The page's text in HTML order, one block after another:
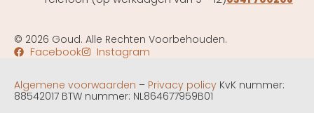
© 2026 Goud. Alle Rechten Voorbehouden.
Facebook Instagram
Algemene voorwaarden – Privacy policy KvK nummer:
88542017 BTW nummer: NL864677959B01